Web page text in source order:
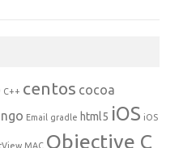
C++ centos cocoa
Email gradle html5 iOS iOS
MAC Objective C